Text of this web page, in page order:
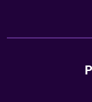
Vista a punto de